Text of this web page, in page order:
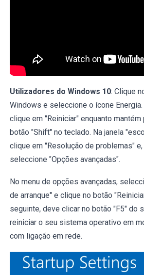
Utilizadores do Windows 10: Clique
Windows e seleccione o ícone
clique em "Reiniciar" enquanto
botão "Shift" no teclado. Na janela
clique em "Resolução de problemas"
seleccione "Opções avançadas".
No menu de opções avançadas,
de arranque" e clique no botão
seguinte, deve clicar no botão "F5" do
reiniciar o seu sistema operativo em
com ligação em rede.